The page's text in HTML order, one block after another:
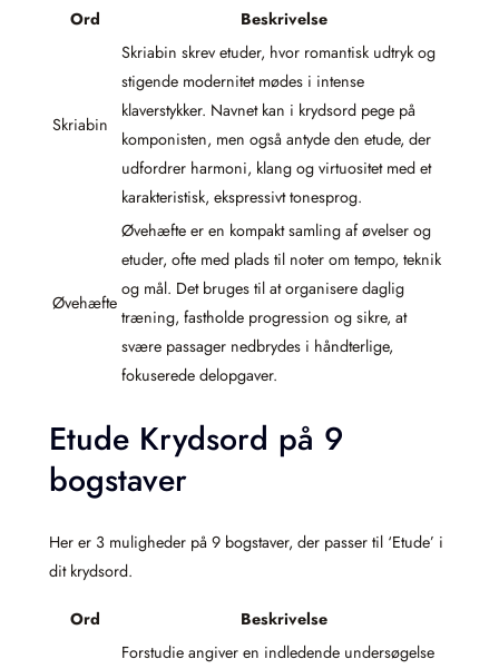
Ord Beskrivelse
Skriabin
Skriabin skrev etuder, hvor romantisk udtryk og
stigende modernitet mødes i intense
klaverstykker. Navnet kan i krydsord pege på
komponisten, men også antyde den etude, der
udfordrer harmoni, klang og virtuositet med et
karakteristisk, ekspressivt tonesprog.
Øvehæfte
Øvehæfte er en kompakt samling af øvelser og
etuder, ofte med plads til noter om tempo, teknik
og mål. Det bruges til at organisere daglig
træning, fastholde progression og sikre, at
svære passager nedbrydes i håndterlige,
fokuserede delopgaver.
Etude Krydsord på 9
bogstaver
Her er 3 muligheder på 9 bogstaver, der passer til ‘Etude’ i
dit krydsord.
Ord Beskrivelse
Forstudie angiver en indledende undersøgelse